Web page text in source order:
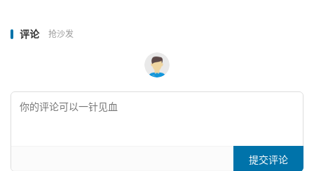
评论 抢沙发
提交评论